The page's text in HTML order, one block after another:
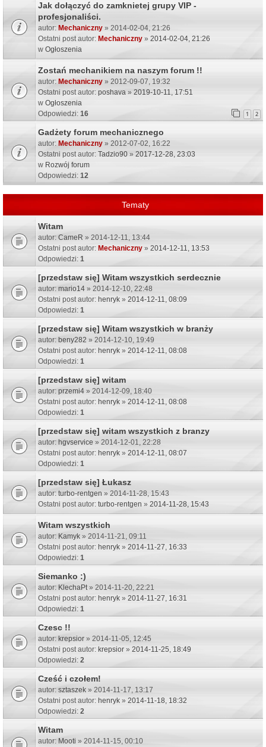
Jak dołączyć do zamknietej grupy VIP -
profesjonaliści.
autor: Mechaniczny » 2014-02-04, 21:26
Ostatni post autor: Mechaniczny » 2014-02-04, 21:26
w Ogłoszenia
Zostań mechanikiem na naszym forum !!
autor: Mechaniczny » 2012-09-07, 19:32
Ostatni post autor: poshava » 2019-10-11, 17:51
w Ogłoszenia
Odpowiedzi: 16 1 2
Gadżety forum mechanicznego
autor: Mechaniczny » 2012-07-02, 16:22
Ostatni post autor: Tadzio90 » 2017-12-28, 23:03
w Rozwój forum
Odpowiedzi: 12
Tematy
Witam
autor: CameR » 2014-12-11, 13:44
Ostatni post autor: Mechaniczny » 2014-12-11, 13:53
Odpowiedzi: 1
[przedstaw się] Witam wszystkich serdecznie
autor: mario14 » 2014-12-10, 22:48
Ostatni post autor: henryk » 2014-12-11, 08:09
Odpowiedzi: 1
[przedstaw się] Witam wszystkich w branży
autor: beny282 » 2014-12-10, 19:49
Ostatni post autor: henryk » 2014-12-11, 08:08
Odpowiedzi: 1
[przedstaw się] witam
autor: przemi4 » 2014-12-09, 18:40
Ostatni post autor: henryk » 2014-12-11, 08:08
Odpowiedzi: 1
[przedstaw się] witam wszystkich z branzy
autor: hgvservice » 2014-12-01, 22:28
Ostatni post autor: henryk » 2014-12-11, 08:07
Odpowiedzi: 1
[przedstaw się] Łukasz
autor: turbo-rentgen » 2014-11-28, 15:43
Ostatni post autor: turbo-rentgen » 2014-11-28, 15:43
Witam wszystkich
autor: Kamyk » 2014-11-21, 09:11
Ostatni post autor: henryk » 2014-11-27, 16:33
Odpowiedzi: 1
Siemanko :)
autor: KlechaPt» 2014-11-20, 22:21
Ostatni post autor: henryk » 2014-11-27, 16:31
Odpowiedzi: 1
Czesc !!
autor: krepsior » 2014-11-05, 12:45
Ostatni post autor: krepsior » 2014-11-25, 18:49
Odpowiedzi: 2
Cześć i czołem!
autor: sztaszek » 2014-11-17, 13:17
Ostatni post autor: henryk » 2014-11-18, 18:32
Odpowiedzi: 2
Witam
autor: Mooti » 2014-11-15, 00:10